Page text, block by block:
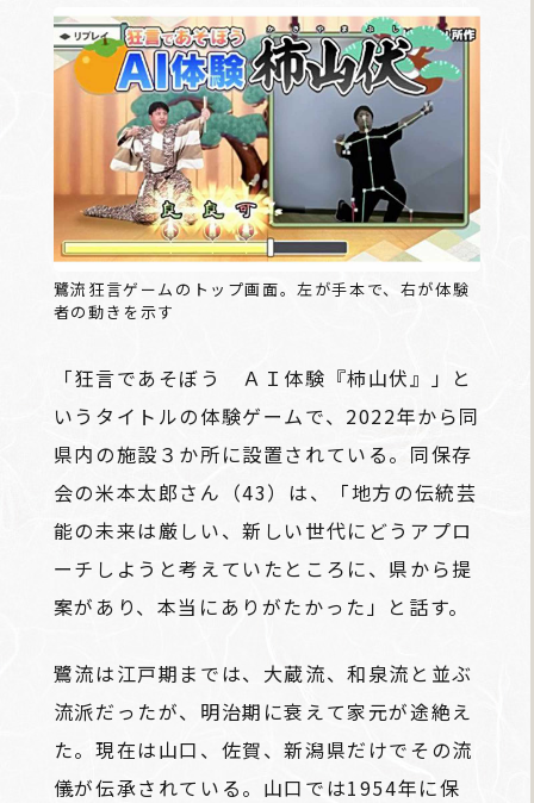
鷺流狂言ゲームのトップ画面。左が手本で、右が体験
者の動きを示す
「狂言であそぼう ＡＩ体験『柿山伏』」と
いうタイトルの体験ゲームで、2022年から同
県内の施設３か所に設置されている。同保存
会の米本太郎さん（43）は、「地方の伝統芸
能の未来は厳しい、新しい世代にどうアプロ
ーチしようと考えていたところに、県から提
案があり、本当にありがたかった」と話す。
鷺流は江戸期までは、大蔵流、和泉流と並ぶ
流派だったが、明治期に衰えて家元が途絶え
た。現在は山口、佐賀、新潟県だけでその流
儀が伝承されている。山口では1954年に保